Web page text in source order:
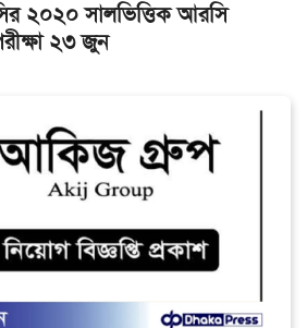
২০২০ সালভিত্তিক আরসি
২৩ জুন